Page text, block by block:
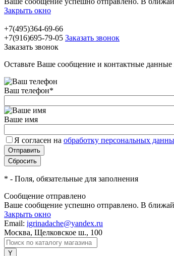
Закрыть окно
+7(495)364-69-66
+7(916)695-79-05 Заказать звонок
Заказать звонок
Оставьте Ваше сообщение и контактные
Ваш телефон*
Ваше имя
Я согласен на обработку персональных
* - Поля, обязательные для заполнения
Сообщение отправлено
Ваше сообщение успешно отправлено. В
Закрыть окно
Email: igrinadache@yandex.ru
Москва, Щелковское ш., 100